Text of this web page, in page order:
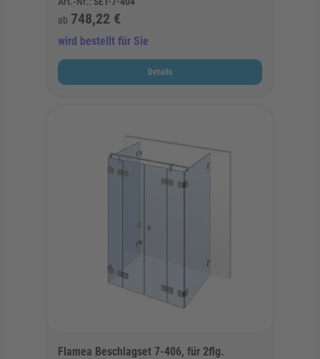
ab 748,22 €
wird bestellt für Sie
Details
Flamea Beschlagset 7-406, für 2flg.